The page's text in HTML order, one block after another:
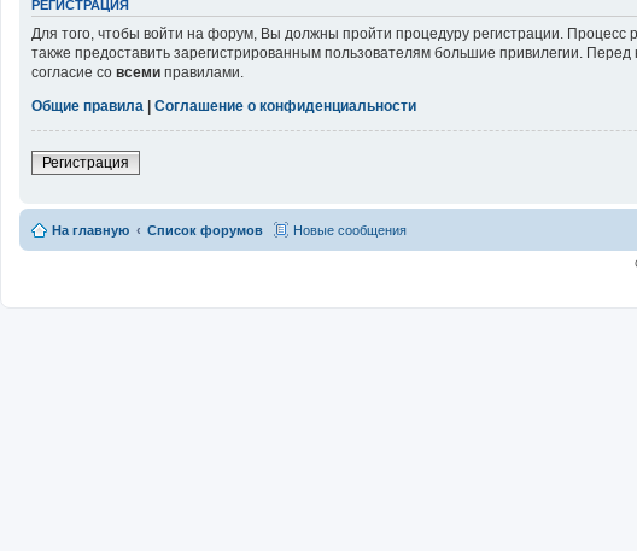
РЕГИСТРАЦИЯ
Для того, чтобы войти на форум, Вы должны пройти процедуру регистрации.
также предоставить зарегистрированным пользователям большие привилегии.
согласие со всеми правилами.
Общие правила | Соглашение о конфиденциальности
Регистрация
На главную Список форумов Новые сообщения